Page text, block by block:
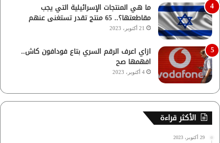
ما هي المنتجات الإسرائيلية التي يجب
مقاطعتها؟.. 65 منتج تقدر تستغنى عنهم
21 أكتوبر، 2023
ازاي اعرف الرقم السري بتاع فودافون كاش..
افهمها صح
4 أكتوبر، 2023
الأكثر قراءة
29 أكتوبر، 2023